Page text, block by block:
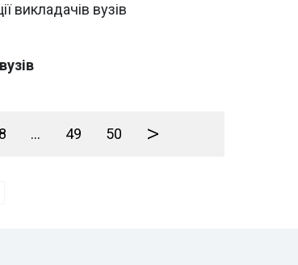
викладачів вузів
8 ... 49 50 >